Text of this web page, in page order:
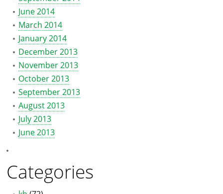
June 2014
March 2014
January 2014
December 2013
November 2013
October 2013
September 2013
August 2013
July 2013
June 2013
Categories